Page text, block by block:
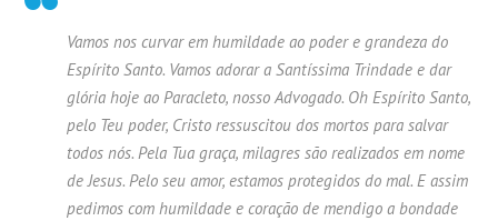
Vamos nos curvar em humildade ao poder e grandeza do
Espírito Santo. Vamos adorar a Santíssima Trindade e dar
glória hoje ao Paracleto, nosso Advogado. Oh Espírito Santo,
pelo Teu poder, Cristo ressuscitou dos mortos para salvar
todos nós. Pela Tua graça, milagres são realizados em nome
de Jesus. Pelo seu amor, estamos protegidos do mal. E assim
pedimos com humildade e coração de mendigo a bondade